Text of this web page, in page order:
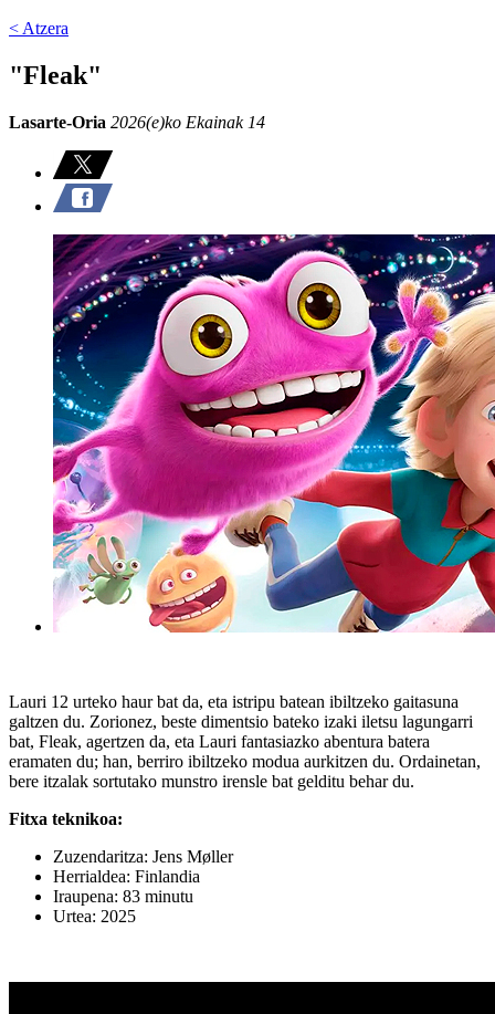
< Atzera
"Fleak"
Lasarte-Oria 2026(e)ko Ekainak 14
Lauri 12 urteko haur bat da, eta istripu batean ibiltzeko gaitasuna
galtzen du. Zorionez, beste dimentsio bateko izaki iletsu lagungarri
bat, Fleak, agertzen da, eta Lauri fantasiazko abentura batera
eramaten du; han, berriro ibiltzeko modua aurkitzen du. Ordainetan,
bere itzalak sortutako munstro irensle bat gelditu behar du.
Fitxa teknikoa:
Zuzendaritza: Jens Møller
Herrialdea: Finlandia
Iraupena: 83 minutu
Urtea: 2025